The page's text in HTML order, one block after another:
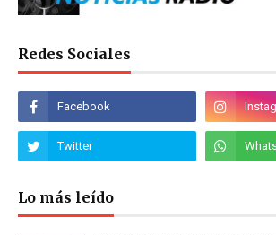
Redes Sociales
Lo más leído